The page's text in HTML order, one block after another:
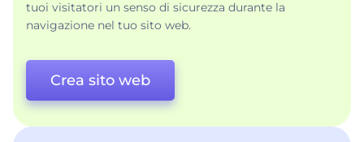
tuoi visitatori un senso di sicurezza durante la
navigazione nel tuo sito web.
Crea sito web